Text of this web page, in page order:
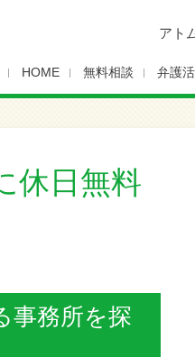
アト
HOME 無料相談 弁護
休日無料
事務所を探